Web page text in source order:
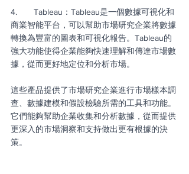
4.       Tableau：Tableau是一個數據可視化和
商業智能平台，可以幫助市場研究企業將數據
轉換為豐富的圖表和可視化報告。Tableau的
強大功能使得企業能夠快速理解和傳達市場數
據，從而更好地定位和分析市場。
這些產品提供了市場研究企業進行市場樣本調
查、數據建模和假設檢驗所需的工具和功能。
它們能夠幫助企業收集和分析數據，從而提供
更深入的市場洞察和支持做出更有根據的決
策。